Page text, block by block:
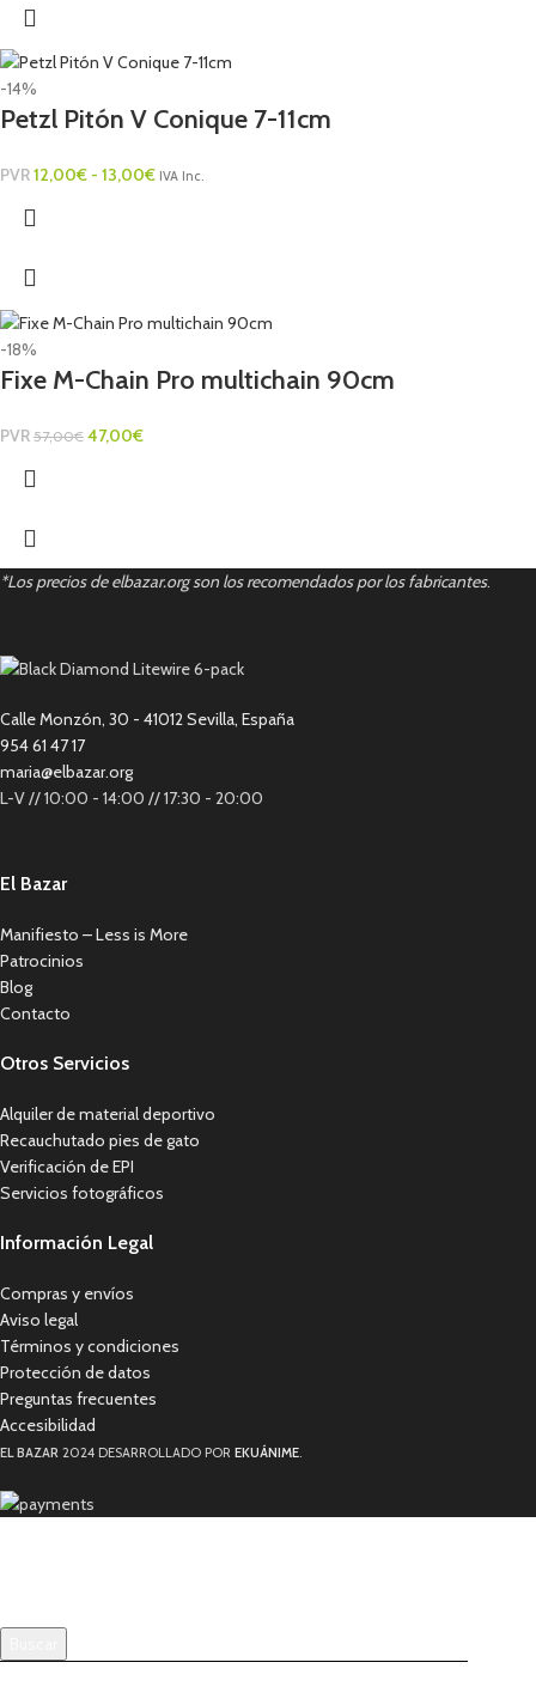
-14%
Petzl Pitón V Conique 7-11cm
PVR12,00€ - 13,00€ IVA Inc.
-18%
Fixe M-Chain Pro multichain 90cm
PVR 57,00€ 47,00€
*Los precios de elbazar.org son los recomendados por los fabricantes.
Calle Monzón, 30 - 41012 Sevilla, España
954 61 47 17
maria@elbazar.org
L-V // 10:00 - 14:00 // 17:30 - 20:00
El Bazar
Manifiesto – Less is More
Patrocinios
Blog
Contacto
Otros Servicios
Alquiler de material deportivo
Recauchutado pies de gato
Verificación de EPI
Servicios fotográficos
Información Legal
Compras y envíos
Aviso legal
Términos y condiciones
Protección de datos
Preguntas frecuentes
Accesibilidad
EL BAZAR 2024 DESARROLLADO POR EKUÁNIME.